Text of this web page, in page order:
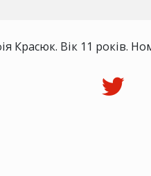
Красюк. Вік 11 років.